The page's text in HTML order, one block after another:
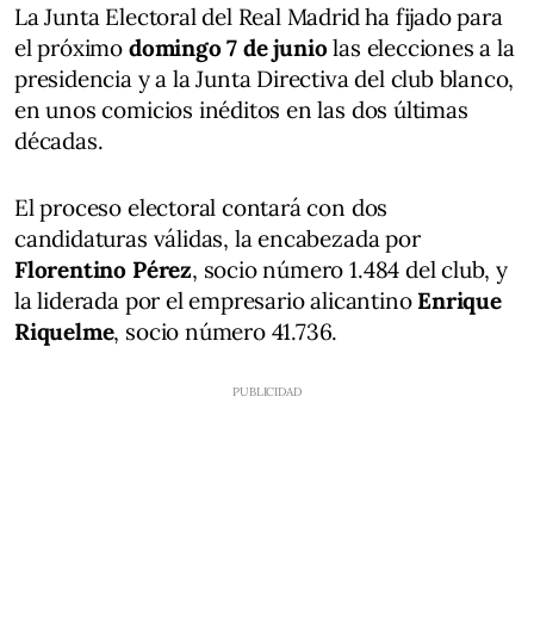
La Junta Electoral del Real Madrid ha fijado para
el próximo domingo 7 de juniolas elecciones a la
presidencia y a la Junta Directiva del club blanco,
en unos comicios inéditos en las dos últimas
décadas.
El proceso electoral contará con dos
candidaturas válidas, la encabezada por
Florentino Pérez, socio número 1.484 del club, y
la liderada por el empresario alicantino Enrique
Riquelme, socio número 41.736.